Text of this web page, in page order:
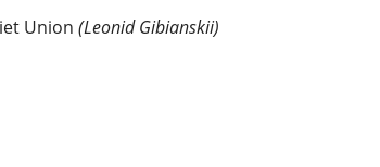
Union (Leonid Gibianskii)